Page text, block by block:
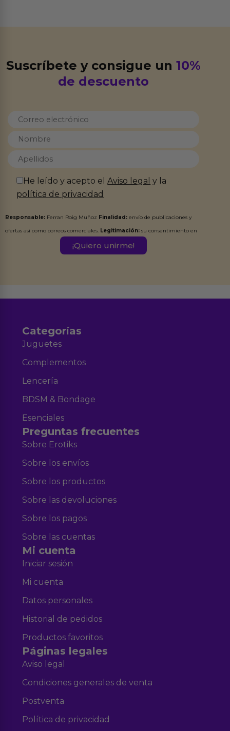
Suscríbete y consigue un10%
de descuento
He leído y acepto elAviso legal y la
política de privacidad
Responsable: Ferran Roig Muñoz Finalidad: envío de publicaciones y
ofertas así como correos comerciales. Legitimación: su consentimiento en
Destinatarios:Ferran Roig Muñoz. Podrás ejercer tus
Categorías
Juguetes
Complementos
Lencería
BDSM & Bondage
Esenciales
Preguntas frecuentes
Sobre Erotiks
Sobre los envíos
Sobre los productos
Sobre las devoluciones
Sobre los pagos
Sobre las cuentas
Mi cuenta
Iniciar sesión
Mi cuenta
Datos personales
Historial de pedidos
Productos favoritos
Páginas legales
Aviso legal
Condiciones generales de venta
Postventa
Política de privacidad